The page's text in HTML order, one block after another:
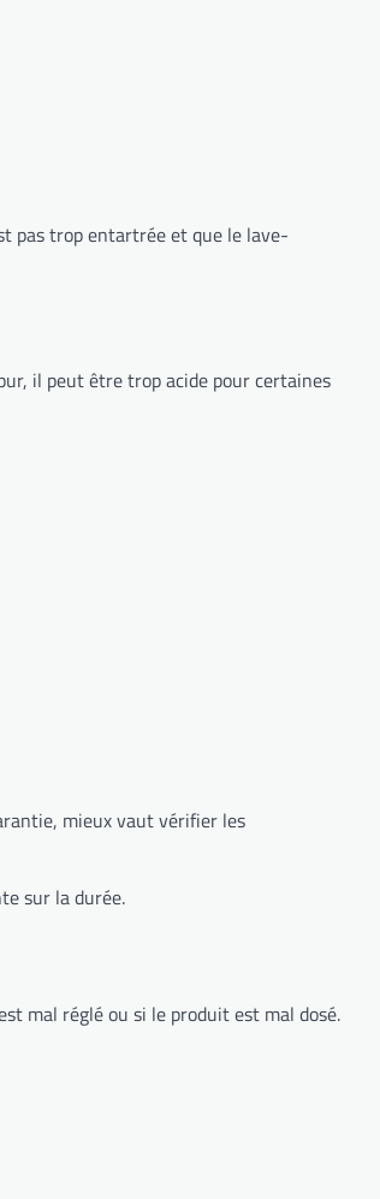
pas trop entartrée et que le lave-
il peut être trop acide pour certaines
mieux vaut vérifier les
sur la durée.
mal réglé ou si le produit est mal dosé.